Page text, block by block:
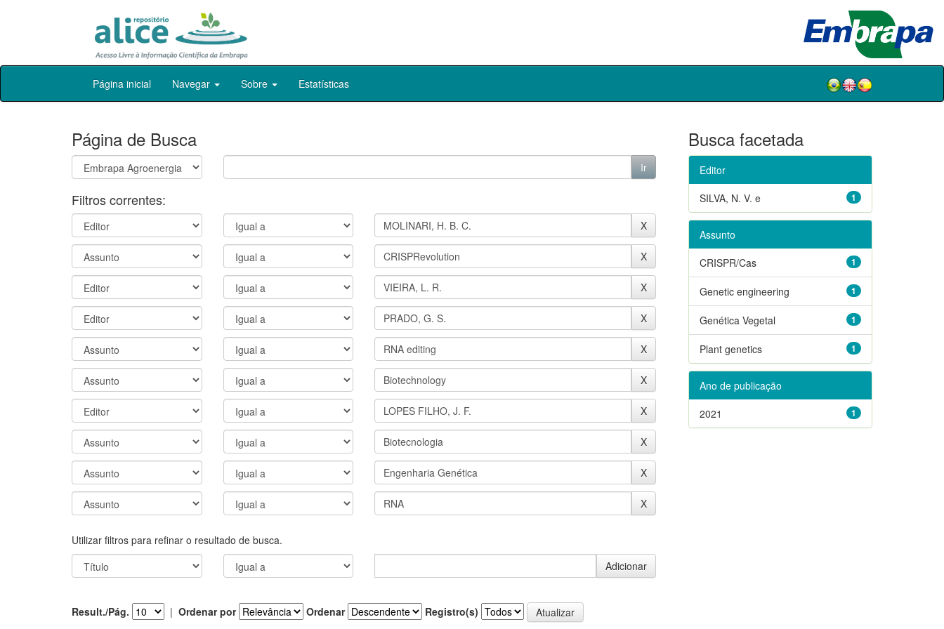
Skip
Página inicial Navegar Sobre Estatísticas
Página de Busca
Filtros correntes:
Utilizar filtros para refinar o resultado de busca.
Result./Pág. | Ordenar por Ordenar Registro(s)
Busca facetada
Editor
1
SILVA, N. V. e
Assunto
1
CRISPR/Cas
1
Genetic engineering
1
Genética Vegetal
1
Plant genetics
Ano de publicação
1
2021